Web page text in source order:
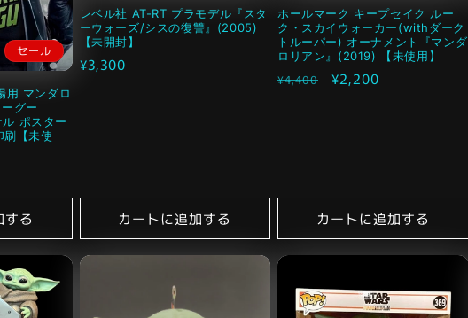
セール
用 マンダロ
グー
ポスター
【未使
する
レベル社 AT-RT プラモデル『スタ
ーウォーズ/シスの復讐』(2005)
【未開封】
通
¥3,300
カートに追加する
ホールマーク キープセイク ルー
ク・スカイウォーカー(withダーク
トルーパー) オーナメント『マンダ
ロリアン』(2019) 【未使用】
通
¥4,400
セ
¥2,200
カートに追加する